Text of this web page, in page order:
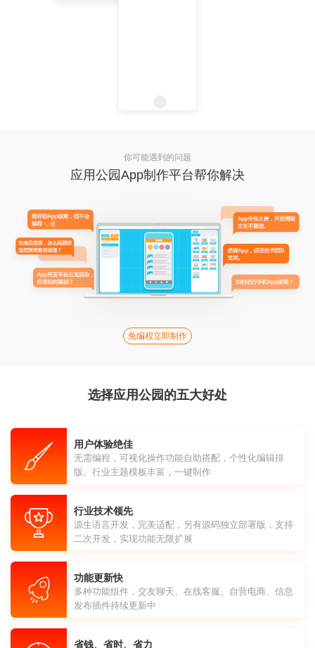
你可能遇到的问题
应用公园App制作平台帮你解决
免编程立即制作
选择应用公园的五大好处
用户体验绝佳
无需编程，可视化操作功能自助搭配，个性化编辑排
版。行业主题模板丰富，一键制作
行业技术领先
源生语言开发，完美适配，另有源码独立部署版，支持
二次开发，实现功能无限扩展
功能更新快
多种功能组件，交友聊天、在线客服、自营电商、信息
发布插件持续更新中
省钱、省时、省力